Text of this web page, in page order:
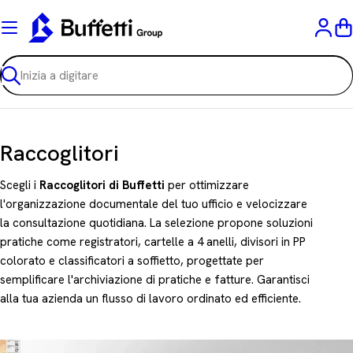
al
contenuto
Ricerca
C
o
l
l
e
z
i
o
Raccoglitori
Scegli i Raccoglitori di Buffetti per ottimizzare
l'organizzazione documentale del tuo ufficio e velocizzare
la consultazione quotidiana. La selezione propone soluzioni
pratiche come registratori, cartelle a 4 anelli, divisori in PP
colorato e classificatori a soffietto, progettate per
semplificare l'archiviazione di pratiche e fatture. Garantisci
alla tua azienda un flusso di lavoro ordinato ed efficiente.